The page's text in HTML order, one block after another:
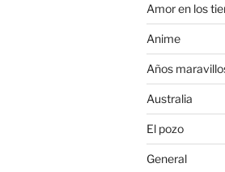
Amor en los
Anime
Años
Australia
El pozo
General